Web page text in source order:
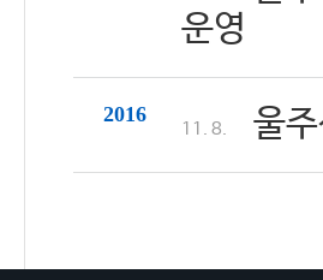
운영
2016
11. 8. 울